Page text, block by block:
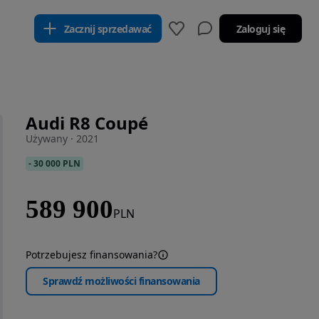
Zacznij sprzedawać Zaloguj się
Audi R8 Coupé
Używany · 2021
-30 000 PLN
589 900PLN
Potrzebujesz finansowania?
Sprawdź możliwości finansowania